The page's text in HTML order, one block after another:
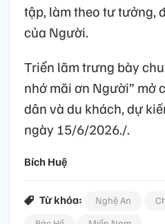
tập, làm theo tư tưởng,
của Người.
Triển lãm trưng bày
nhớ mãi ơn Người” mở
dân và du khách, dự
ngày 15/6/2026./.
Bích Huệ
Từ khóa: Nghệ An